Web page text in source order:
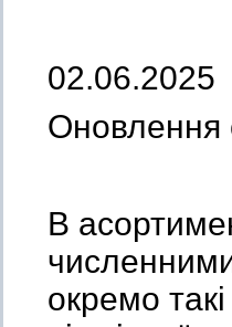
02.06.2025
Оновлення
В
окремо